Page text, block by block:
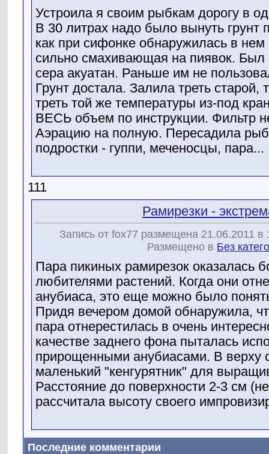
Устроила я своим рыбкам дорогу в
В 30 литрах надо было вынуть грунт
как при сифонке обнаружилась в нем
сильно смахивающая на пиявок. Был
сера акуатан. Раньше им не
Грунт достала. Залила треть старой,
треть той же температуры из-под
ВЕСЬ объем по инструкции. Фильтр
Аэрацию на полную. Пересадила
подростки - гуппи, меченосцы, пара...
111
Рамирезки -
Запись от fox77 размещена 21.06.2011 в
Размещено в Без
Пара пикиных рамирезок оказалась
любителями растений. Когда они
анубиаса, это еще можно было
Придя вечером домой обнаружила,
пара отнерестилась в очень
качестве заднего фона пыталась
прирощенными анубиасами. В верху
маленький "кенгурятник" для
Расстояние до поверхности 2-3 см
рассчитала высоту своего
Последние комментарии